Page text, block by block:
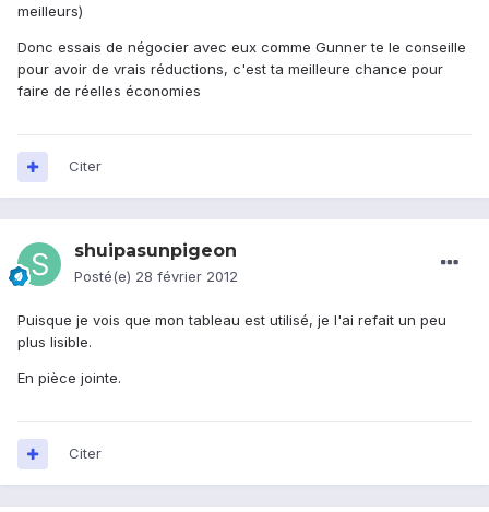
meilleurs)
Donc essais de négocier avec eux comme Gunner te le conseille
pour avoir de vrais réductions, c'est ta meilleure chance pour
faire de réelles économies
Citer
shuipasunpigeon
Posté(e) 28 février 2012
Puisque je vois que mon tableau est utilisé, je l'ai refait un peu
plus lisible.
En pièce jointe.
Citer